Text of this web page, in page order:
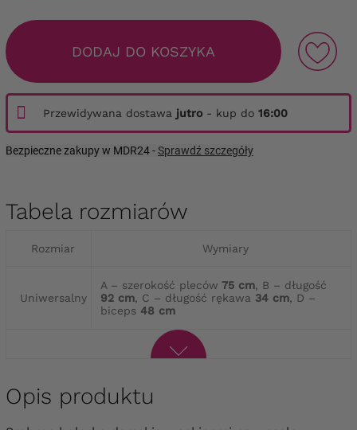
DODAJ DO KOSZYKA
Przewidywana dostawa jutro - kup do 16:00
Bezpieczne zakupy w MDR24 -Sprawdź szczegóły
Tabela rozmiarów
Rozmiar Wymiary
Uniwersalny
A – szerokość pleców 75 cm, B – długość
92 cm, C – długość rękawa 34 cm, D –
biceps 48 cm
Opis produktu